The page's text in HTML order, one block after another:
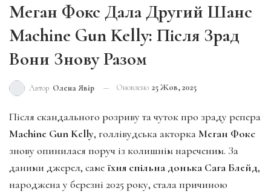
Меган Фокс Дала Другий Шанс
Machine Gun Kelly: Після Зрад
Вони Знову Разом
Автор Олена Явір Оновлено 25 Жов, 2025
Після скандального розриву та чуток про зраду репера
Machine Gun Kelly, голлівудська акторкаМеган Фокс
знову опинилася поруч із колишнім нареченим. За
даними джерел, саме їхня спільна донька Сага Блейд,
народжена у березні 2025 року, стала причиною